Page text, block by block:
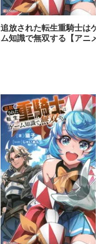
追放された転生重騎士はゲ
ム知識で無双する【アニメ